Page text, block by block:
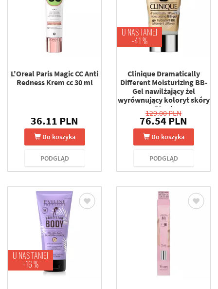
L'Oreal Paris Magic CC Anti
Redness Krem cc 30 ml
36.11 PLN
Do koszyka
PODGLĄD
U NAS TANIEJ
-41 %
Clinique Dramatically
Different Moisturizing BB-
Gel nawilżający żel
wyrównujący koloryt skóry
50 ml
129.00 PLN
76.54 PLN
Do koszyka
PODGLĄD
U NAS TANIEJ
-16 %